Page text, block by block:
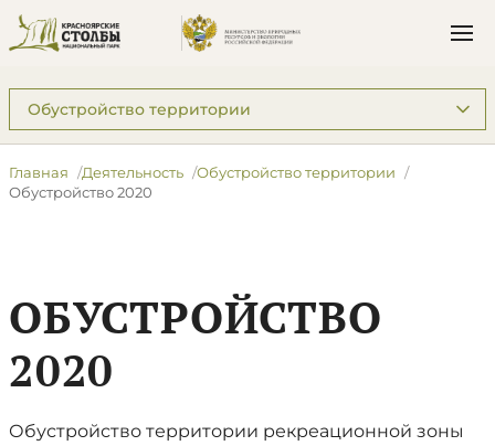
Подразделы: Деятельность
Главная Деятельность
Обустройство территории
Обустройство 2020
ОБУСТРОЙСТВО
2020
Обустройство территории рекреационной зоны